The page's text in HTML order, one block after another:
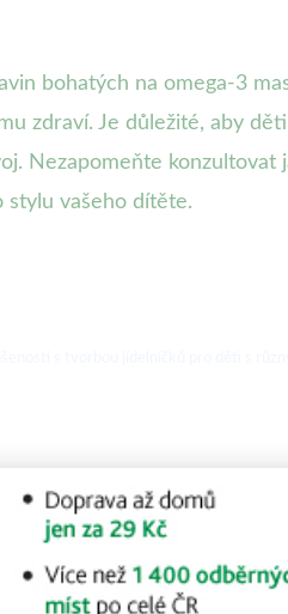
bohatých na omega-3
zdraví. Je důležité, aby
Nezapomeňte konzultovat
vašeho dítěte.